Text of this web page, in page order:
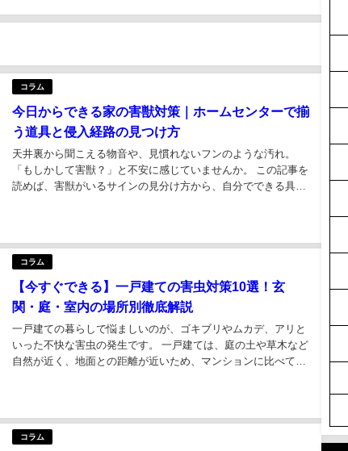
コラム
今日からできる家の害獣対策｜ホームセンターで揃
う道具と侵入経路の見つけ方
天井裏から聞こえる物音や、見慣れないフンのような汚れ。
「もしかして害獣？」と不安に感じていませんか。 この記事を
読めば、害獣がいるサインの見分け方から、自分でできる具体
コラム
【今すぐできる】一戸建ての害虫対策10選！玄
関・庭・室内の場所別徹底解説
一戸建ての暮らしで悩ましいのが、ゴキブリやムカデ、アリと
いった不快な害虫の発生です。 一戸建ては、庭の土や草木など
自然が近く、地面との距離が近いため、マンションに比べて害
コラム